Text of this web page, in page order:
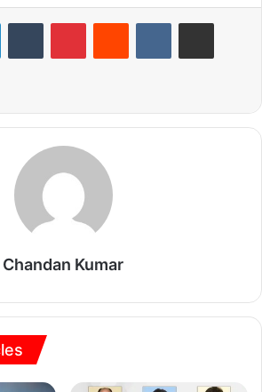
LinkedInTumblr PinterestReddit VKontakteShare via Email
Chandan Kumar